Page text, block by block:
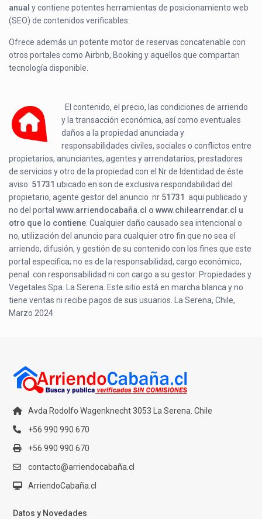
anual y contiene potentes herramientas de posicionamiento web
(SEO) de contenidos verificables.
Ofrece además un potente motor de reservas concatenable con
otros portales como Airbnb, Booking y aquellos que compartan
tecnología disponible.
El contenido, el precio, las condiciones de arriendo
y la transacción económica, así como eventuales
daños a la propiedad anunciada y
responsabilidades civiles, sociales o conflictos entre
propietarios, anunciantes, agentes y arrendatarios, prestadores
de servicios y otro de la propiedad con el Nr de Identidad de éste
aviso: 51731 ubicado enson de exclusiva respondabilidad del
propietario, agente gestor del anuncio nr 51731 aqui publicado y
no del portalwww.arriendocabaña.cl o www.chilearrendar.cl u
otro que lo contiene . Cualquier daño causado sea intencional o
no, utilización del anuncio para cualquier otro fin que no sea el
arriendo, difusión, y gestión de su contenido con los fines que este
portal especifica; no es de la responsabilidad, cargo económico,
penal con responsabilidad ni con cargo a su gestor: Propiedades y
Vegetales Spa. La Serena. Este sitio está en marcha blanca y no
tiene ventas ni recibe pagos de sus usuarios. La Serena, Chile,
Marzo 2024
Avda Rodolfo Wagenknecht 3053 La Serena. Chile
+56 990 990 670
+56 990 990 670
contacto@arriendocabaña.cl
ArriendoCabaña.cl
Datos y Novedades